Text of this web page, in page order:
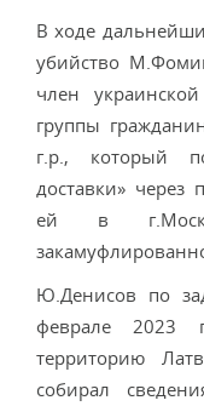
В ходе
убийство
член украинской
группы
г.р., который
доставки» через
ей в
Ю.Денисов по
феврале 2023
территорию
собирал